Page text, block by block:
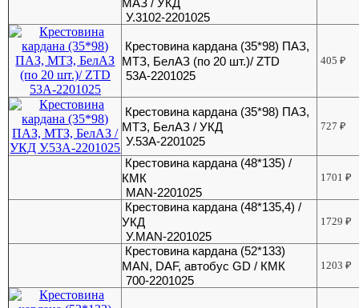
МАЗ / УКД
У.3102-2201025
Крестовина кардана (35*98) ПАЗ,
МТЗ, БелАЗ (по 20 шт.)/ ZTD
53А-2201025
405₽
Крестовина кардана (35*98) ПАЗ,
МТЗ, БелАЗ / УКД
У.53А-2201025
727₽
Крестовина кардана (48*135) /
КМК
MAN-2201025
1701₽
Крестовина кардана (48*135,4) /
УКД
У.MAN-2201025
1729₽
Крестовина кардана (52*133)
MAN, DAF, автобус GD / КМК
700-2201025
1203₽